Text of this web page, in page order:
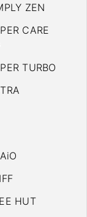
ZEN
CARE
TURBO
HUT